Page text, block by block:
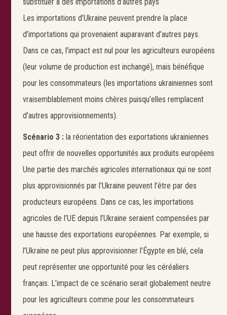
substituer à des importations d’autres pays
Les importations d’Ukraine peuvent prendre la place
d’importations qui provenaient auparavant d’autres pays.
Dans ce cas, l’impact est nul pour les agriculteurs européens
(leur volume de production est inchangé), mais bénéfique
pour les consommateurs (les importations ukrainiennes sont
vraisemblablement moins chères puisqu’elles remplacent
d’autres approvisionnements).
Scénario 3 :la réorientation des exportations ukrainiennes
peut offrir de nouvelles opportunités aux produits européens
Une partie des marchés agricoles internationaux qui ne sont
plus approvisionnés par l’Ukraine peuvent l’être par des
producteurs européens. Dans ce cas, les importations
agricoles de l’UE depuis l’Ukraine seraient compensées par
une hausse des exportations européennes. Par exemple, si
l’Ukraine ne peut plus approvisionner l’Égypte en blé, cela
peut représenter une opportunité pour les céréaliers
français. L’impact de ce scénario serait globalement neutre
pour les agriculteurs comme pour les consommateurs
Search